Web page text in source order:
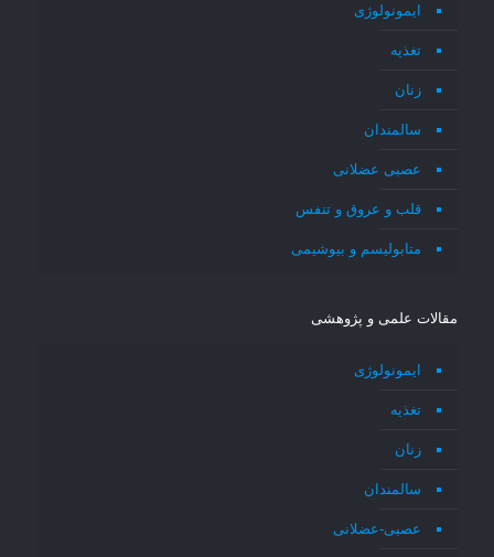
ایمونولوژی
تغذیه
زنان
سالمندان
عصبی عضلانی
قلب و عروق و تنفس
متابولیسم و بیوشیمی
مقالات علمی و پژوهشی
ایمونولوژی
تغذیه
زنان
سالمندان
عصبی-عضلانی